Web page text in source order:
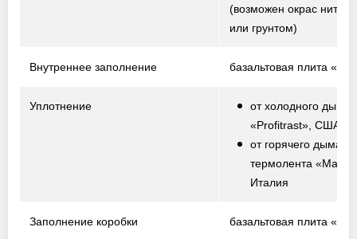
(возможен окрас
или грунтом)
Внутреннее заполнение базальтовая плита
Уплотнение
от холодного дыма
«Profitrast», США
от горячего дыма –
термолента
Италия
Заполнение коробки базальтовая плита